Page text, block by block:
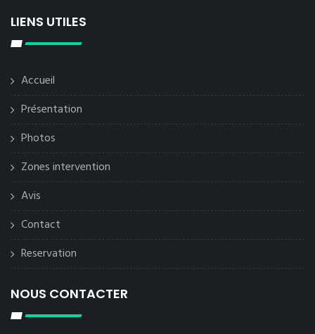
LIENS UTILES
Accueil
Présentation
Photos
Zones intervention
Avis
Contact
Reservation
NOUS CONTACTER